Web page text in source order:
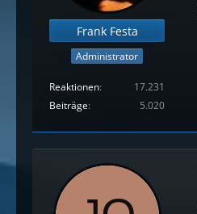
Frank Festa
Administrator
Reaktionen
17.231
Beiträge
5.020